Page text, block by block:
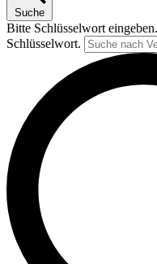
Suche
Bitte Schlüsselwort
Schlüsselwort.